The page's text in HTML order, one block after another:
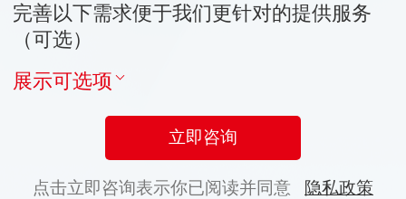
完善以下需求便于我们更针对的提供服务
（可选）
展示可选项
立即咨询
点击立即咨询表示你已阅读并同意 隐私政策